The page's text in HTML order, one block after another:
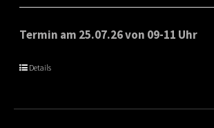
Termin am 25.07.26 von 09-11 Uhr
Details